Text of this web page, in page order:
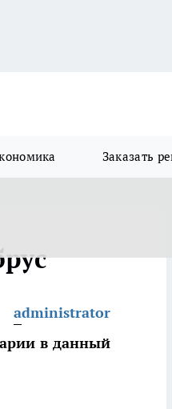
Заказать
administrator
в данный